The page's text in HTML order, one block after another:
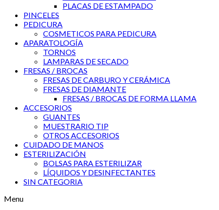
PLACAS DE ESTAMPADO
PINCELES
PEDICURA
COSMETICOS PARA PEDICURA
APARATOLOGÍA
TORNOS
LAMPARAS DE SECADO
FRESAS / BROCAS
FRESAS DE CARBURO Y CERÁMICA
FRESAS DE DIAMANTE
FRESAS / BROCAS DE FORMA LLAMA
ACCESORIOS
GUANTES
MUESTRARIO TIP
OTROS ACCESORIOS
CUIDADO DE MANOS
ESTERILIZACIÓN
BOLSAS PARA ESTERILIZAR
LÍQUIDOS Y DESINFECTANTES
SIN CATEGORIA
Menu